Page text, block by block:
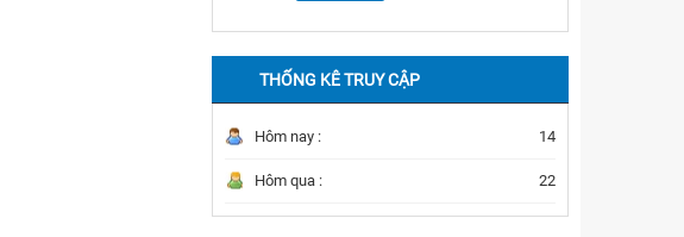
THỐNG KÊ TRUY CẬP
Hôm nay : 14
Hôm qua : 22